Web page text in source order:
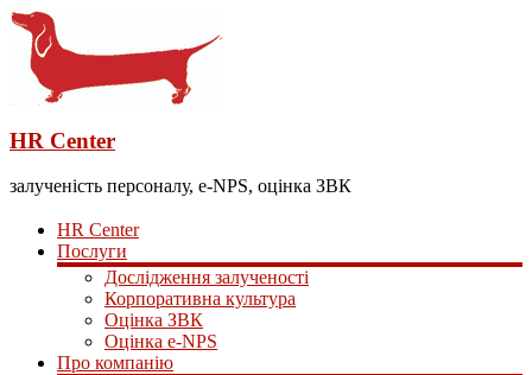
HR Center
залученість персоналу, e-NPS, оцінка ЗВК
HR Center
Послуги
Дослідження залученості
Корпоративна культура
Оцінка ЗВК
Оцінка e-NPS
Про компанію